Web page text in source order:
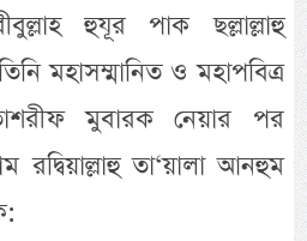
হুযূর পাক ছল্লাল্লাহু
মহাসম্মানিত ও মহাপবিত্র
মুবারক নেয়ার পর
রদ্বিয়াল্লাহু তা‘য়ালা আনহুম